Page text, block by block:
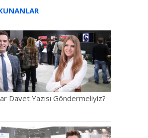
Davet Yazısı Göndermeliyiz?